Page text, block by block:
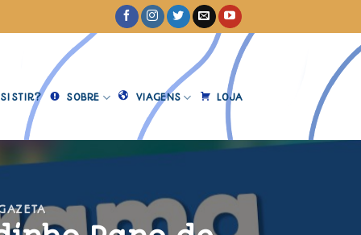
SOBRE VIAGENS LOJA